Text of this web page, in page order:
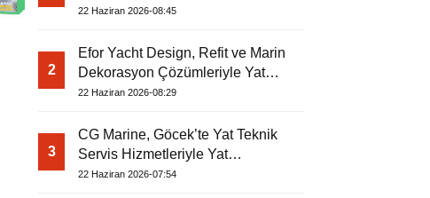
Dergisi’nde
22 Haziran 2026-08:45
2
Efor Yacht Design, Refit ve Marin
Dekorasyon Çözümleriyle Yat
Dergisi’nde
22 Haziran 2026-08:29
3
CG Marine, Göcek’te Yat Teknik
Servis Hizmetleriyle Yat
Dergisi’nde
22 Haziran 2026-07:54